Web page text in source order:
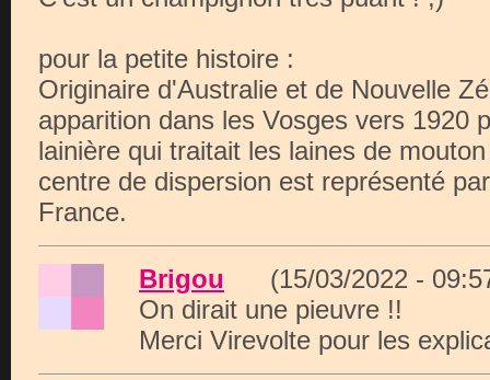
pour la petite histoire :
Originaire d'Australie et de Nouvelle
apparition dans les Vosges vers 1920
lainière qui traitait les laines de
centre de dispersion est représenté
France.
Brigou (15/03/2022 -
On dirait une pieuvre !!
Merci Virevolte pour les